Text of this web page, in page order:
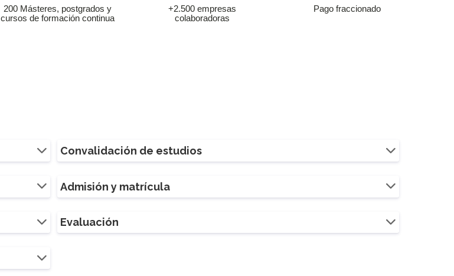
200 Másteres, postgrados y
cursos de formación continua
+2.500 empresas
colaboradoras
Pago fraccionado
Convalidación de estudios
Admisión y matrícula
Evaluación